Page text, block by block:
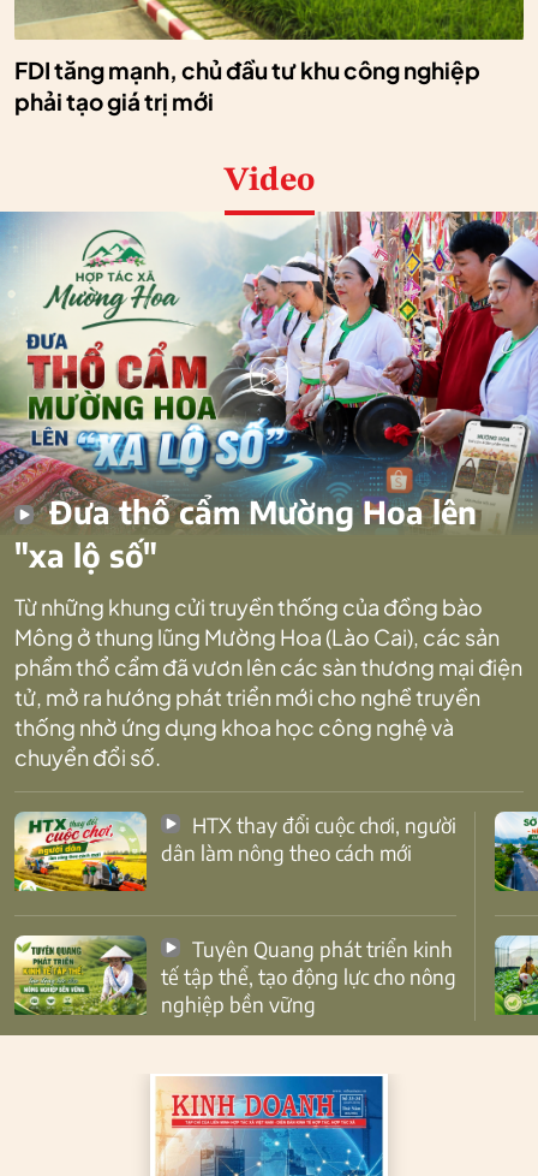
FDI tăng mạnh, chủ đầu tư khu công nghiệp
phải tạo giá trị mới
Video
Đưa thổ cẩm Mường Hoa lên
"xa lộ số"
Từ những khung cửi truyền thống của đồng bào
Mông ở thung lũng Mường Hoa (Lào Cai), các sản
phẩm thổ cẩm đã vươn lên các sàn thương mại điện
tử, mở ra hướng phát triển mới cho nghề truyền
thống nhờ ứng dụng khoa học công nghệ và
chuyển đổi số.
dân làm nông theo cách mới
tế tập thể, tạo động lực cho nông
nghiệp bền vững